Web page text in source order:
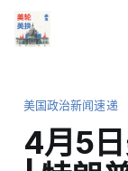
美国政治新闻速递
4月5